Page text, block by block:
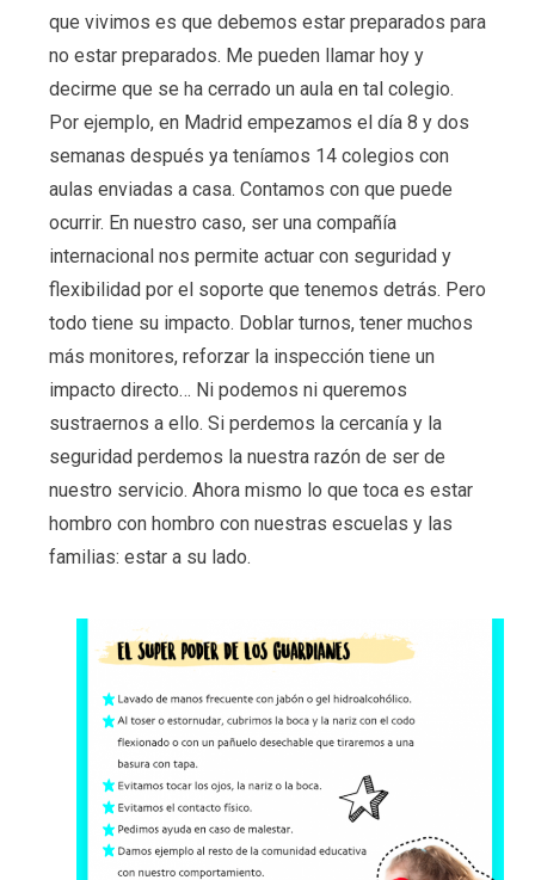
que vivimos es que debemos estar preparados para
no estar preparados. Me pueden llamar hoy y
decirme que se ha cerrado un aula en tal colegio.
Por ejemplo, en Madrid empezamos el día 8 y dos
semanas después ya teníamos 14 colegios con
aulas enviadas a casa. Contamos con que puede
ocurrir. En nuestro caso, ser una compañía
internacional nos permite actuar con seguridad y
flexibilidad por el soporte que tenemos detrás. Pero
todo tiene su impacto. Doblar turnos, tener muchos
más monitores, reforzar la inspección tiene un
impacto directo… Ni podemos ni queremos
sustraernos a ello. Si perdemos la cercanía y la
seguridad perdemos la nuestra razón de ser de
nuestro servicio. Ahora mismo lo que toca es estar
hombro con hombro con nuestras escuelas y las
familias: estar a su lado.